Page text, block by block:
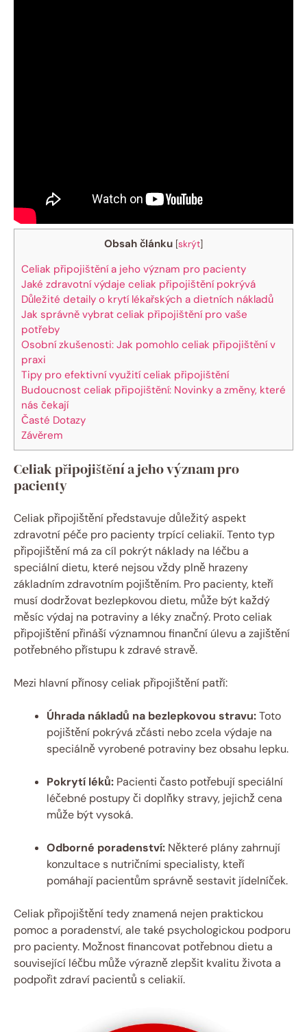
Obsah článku [skrýt]
Celiak připojištění a jeho význam pro pacienty
Jaké zdravotní výdaje celiak připojištění pokrývá
Důležité detaily o krytí lékařských a dietních nákladů
Jak správně vybrat celiak připojištění⁢ pro vaše
potřeby
Osobní zkušenosti: Jak pomohlo celiak připojištění v
praxi
Tipy pro efektivní využití celiak připojištění
Budoucnost celiak ‌připojištění: Novinky a⁤ změny, které
nás čekají
Časté Dotazy
Závěrem
Celiak připojištění a jeho význam pro
pacienty
Celiak připojištění představuje důležitý aspekt
zdravotní péče pro pacienty trpící celiakií. Tento typ
připojištění má ‌za cíl⁢ pokrýt náklady⁢ na léčbu a
speciální ‌dietu, které nejsou vždy plně hrazeny
základním ‌zdravotním pojištěním. Pro pacienty, kteří
musí ⁢dodržovat bezlepkovou dietu, může být každý
měsíc výdaj na potraviny a ‍léky značný. Proto celiak
připojištění přináší významnou finanční úlevu a zajištění⁢
potřebného přístupu k zdravé stravě.
Mezi hlavní​ přínosy celiak připojištění patří:
Úhrada nákladů na bezlepkovou stravu:Toto
pojištění pokrývá zčásti nebo zcela výdaje na
speciálně vyrobené potraviny bez obsahu lepku.
Pokrytí léků: Pacienti často potřebují speciální
léčebné postupy či doplňky stravy, jejichž cena
může být vysoká.
Odborné poradenství: Některé‍ plány zahrnují⁢
konzultace⁤ s nutričními specialisty, kteří
pomáhají pacientům správně sestavit jídelníček.
Celiak připojištění tedy znamená nejen praktickou
pomoc a poradenství,⁤ ale také psychologickou podporu
pro pacienty. Možnost financovat ⁤potřebnou dietu a
související léčbu může výrazně zlepšit kvalitu života a
podpořit zdraví pacientů s celiakií.